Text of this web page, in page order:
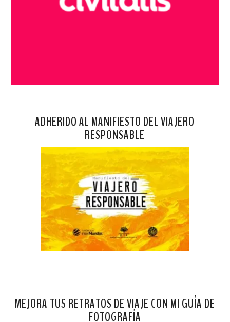
ADHERIDO AL MANIFIESTO DEL VIAJERO
RESPONSABLE
MEJORA TUS RETRATOS DE VIAJE CON MI GUÍA DE
FOTOGRAFÍA